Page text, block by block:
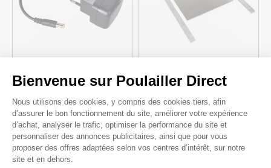
Bienvenue sur Poulailler Direct
Plateforme de Gestion du
Nous utilisons des cookies, y compris des cookies tiers, afin
d’assurer le bon fonctionnement du site, améliorer votre expérience
d’achat, analyser le trafic, optimiser la performance du site et
personnaliser des annonces publicitaires, ainsi que pour vous
proposer des offres adaptées selon vos centres d’intérêt, sur notre
site et en dehors.
Câble d’alimentation
9,90 €
Porte pour portier
aluminium taille Medium
30,00 €